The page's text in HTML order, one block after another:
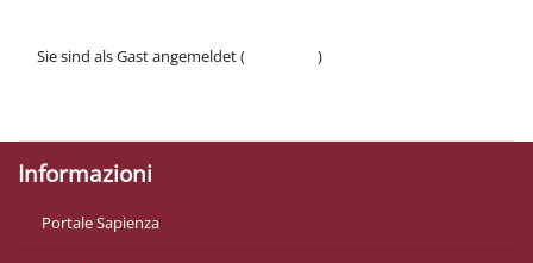
Sie sind als Gast angemeldet (
)
Informazioni
Portale Sapienza